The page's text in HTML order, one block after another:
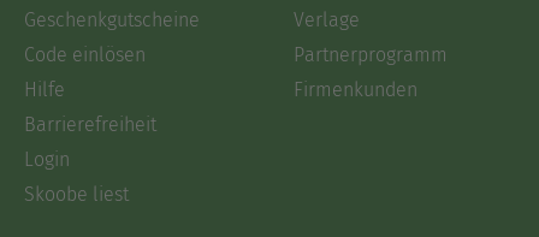
Geschenkgutscheine
Code einlösen
Hilfe
Barrierefreiheit
Login
Skoobe liest
Verlage
Partnerprogramm
Firmenkunden